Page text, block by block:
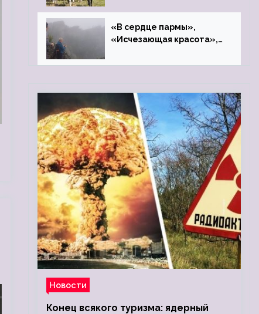
«В сердце пармы»,
«Исчезающая красота»,
Новости
Конец всякого туризма: ядерный